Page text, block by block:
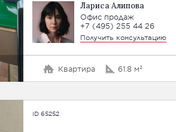
Лариса Алипова
Офис продаж
+7 (495) 255 44 26
Получить консультацию
Квартира 61.8 м²
ID 65252